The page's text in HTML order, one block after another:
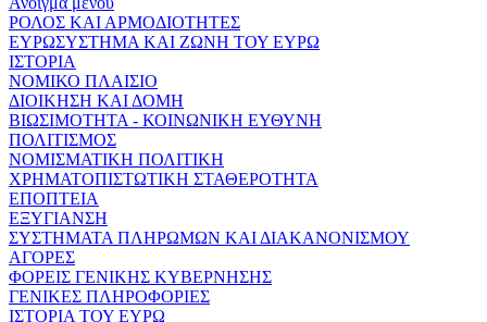
ΡΟΛΟΣ ΚΑΙ ΑΡΜΟΔΙΟΤΗΤΕΣ
ΕΥΡΩΣΥΣΤΗΜΑ ΚΑΙ ΖΩΝΗ ΤΟΥ ΕΥΡΩ
ΙΣΤΟΡΙΑ
ΝΟΜΙΚΟ ΠΛΑΙΣΙΟ
ΔΙΟΙΚΗΣΗ ΚΑΙ ΔΟΜΗ
ΒΙΩΣΙΜΟΤΗΤΑ - ΚΟΙΝΩΝΙΚΗ ΕΥΘΥΝΗ
ΠΟΛΙΤΙΣΜΟΣ
ΝΟΜΙΣΜΑΤΙΚΗ ΠΟΛΙΤΙΚΗ
ΧΡΗΜΑΤΟΠΙΣΤΩΤΙΚΗ ΣΤΑΘΕΡΟΤΗΤΑ
ΕΠΟΠΤΕΙΑ
ΕΞΥΓΙΑΝΣΗ
ΣΥΣΤΗΜΑΤΑ ΠΛΗΡΩΜΩΝ ΚΑΙ ΔΙΑΚΑΝΟΝΙΣΜΟΥ
ΑΓΟΡΕΣ
ΦΟΡΕΙΣ ΓΕΝΙΚΗΣ ΚΥΒΕΡΝΗΣΗΣ
ΓΕΝΙΚΕΣ ΠΛΗΡΟΦΟΡΙΕΣ
ΙΣΤΟΡΙΑ ΤΟΥ ΕΥΡΩ